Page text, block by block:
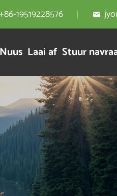
19519228576 
Nuus Laai af Stuur